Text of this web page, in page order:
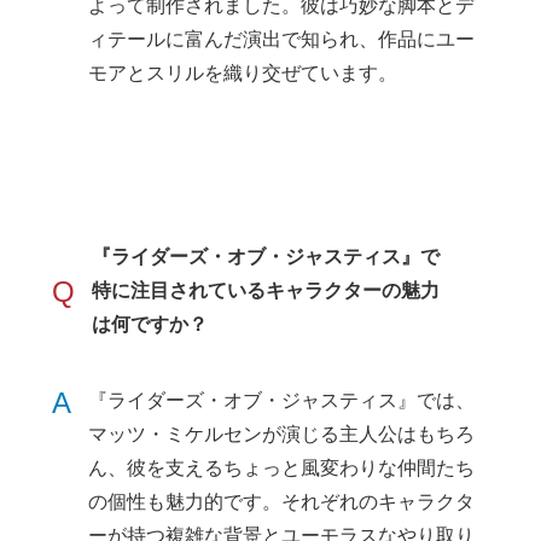
よって制作されました。彼は巧妙な脚本とデ
ィテールに富んだ演出で知られ、作品にユー
モアとスリルを織り交ぜています。
Q
『ライダーズ・オブ・ジャスティス』で
特に注目されているキャラクターの魅力
は何ですか？
A
『ライダーズ・オブ・ジャスティス』では、
マッツ・ミケルセンが演じる主人公はもちろ
ん、彼を支えるちょっと風変わりな仲間たち
の個性も魅力的です。それぞれのキャラクタ
ーが持つ複雑な背景とユーモラスなやり取り